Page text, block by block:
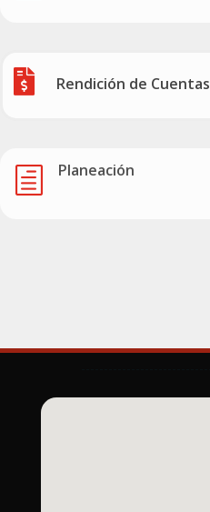
 Rendición de Cuentas
h Planeación